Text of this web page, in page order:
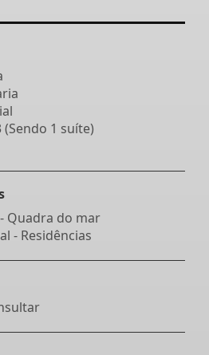
1 suíte)
Quadra do mar
- Residências